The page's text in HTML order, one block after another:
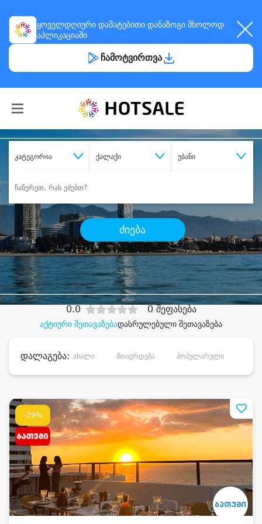
ყოველდღიური დამატებითი დანაზოგი მხოლოდ
აპლიკაციაში
ჩამოტვირთვა
კატეგორია ქალაქი უბანი
ძიება
შეიძინესასურველი მომსახურება
დიდი დანაზოგით
აქტიური შეთავაზებადასრულებული შეთავაზება
0.0 0 შეფასება
დალაგება: ახალი მთავრდება პოპულარული
-29%